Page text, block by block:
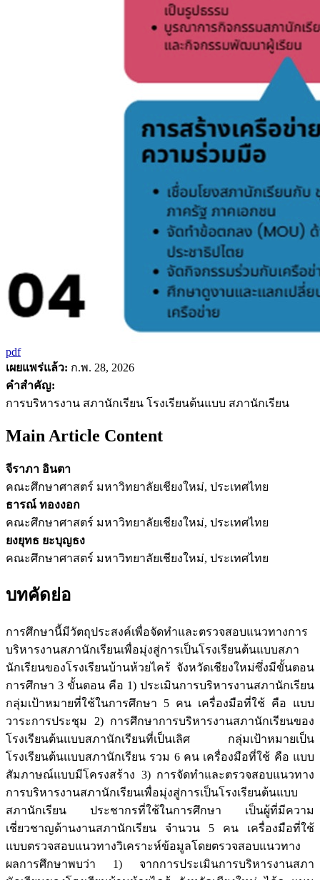
pdf
เผยแพร่แล้ว: ก.พ. 28, 2026
คำสำคัญ:
การบริหารงาน สภานักเรียน โรงเรียนต้นแบบ สภานักเรียน
Main Article Content
จีราภา อินตา
คณะศึกษาศาสตร์ มหาวิทยาลัยเชียงใหม่, ประเทศไทย
ธารณ์ ทองงอก
คณะศึกษาศาสตร์ มหาวิทยาลัยเชียงใหม่, ประเทศไทย
ยงยุทธ ยะบุญธง
คณะศึกษาศาสตร์ มหาวิทยาลัยเชียงใหม่, ประเทศไทย
บทคัดย่อ
การศึกษานี้มีวัตถุประสงค์เพื่อจัดทำและตรวจสอบแนวทางการ
บริหารงานสภานักเรียนเพื่อมุ่งสู่การเป็นโรงเรียนต้นแบบสภา
นักเรียนของโรงเรียนบ้านห้วยไคร้ จังหวัดเชียงใหม่ซึ่งมีขั้นตอน
การศึกษา 3 ขั้นตอน คือ 1) ประเมินการบริหารงานสภานักเรียน
กลุ่มเป้าหมายที่ใช้ในการศึกษา 5 คน เครื่องมือที่ใช้ คือ แบบ
วาระการประชุม 2) การศึกษาการบริหารงานสภานักเรียนของ
โรงเรียนต้นแบบสภานักเรียนที่เป็นเลิศ กลุ่มเป้าหมายเป็น
โรงเรียนต้นแบบสภานักเรียน รวม 6 คน เครื่องมือที่ใช้ คือ แบบ
สัมภาษณ์แบบมีโครงสร้าง 3) การจัดทำและตรวจสอบแนวทาง
การบริหารงานสภานักเรียนเพื่อมุ่งสู่การเป็นโรงเรียนต้นแบบ
สภานักเรียน ประชากรที่ใช้ในการศึกษา เป็นผู้ที่มีความ
เชี่ยวชาญด้านงานสภานักเรียน จำนวน 5 คน เครื่องมือที่ใช้
แบบตรวจสอบแนวทางวิเคราะห์ข้อมูลโดยตรวจสอบแนวทาง
ผลการศึกษาพบว่า 1) จากการประเมินการบริหารงานสภา